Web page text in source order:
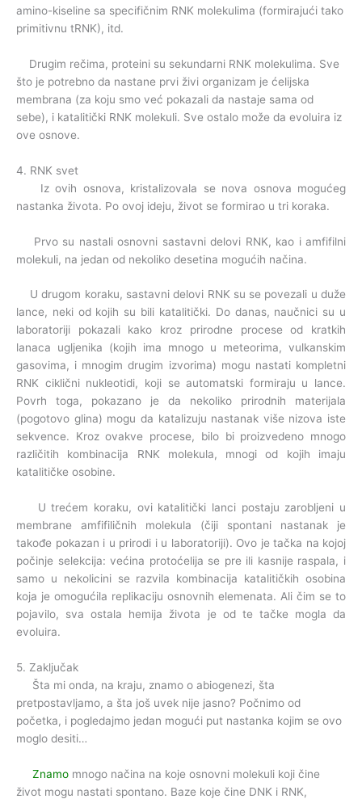
amino-kiseline sa specifičnim RNK molekulima (formirajući tako
primitivnu tRNK), itd.
Drugim rečima, proteini su sekundarni RNK molekulima. Sve
što je potrebno da nastane prvi živi organizam je ćelijska
membrana (za koju smo već pokazali da nastaje sama od
sebe), i katalitički RNK molekuli. Sve ostalo može da evoluira iz
ove osnove.
4. RNK svet
Iz ovih osnova, kristalizovala se nova osnova mogućeg
nastanka života. Po ovoj ideju, život se formirao u tri koraka.
Prvo su nastali osnovni sastavni delovi RNK, kao i amfifilni
molekuli, na jedan od nekoliko desetina mogućih načina.
U drugom koraku, sastavni delovi RNK su se povezali u duže
lance, neki od kojih su bili katalitički. Do danas, naučnici su u
laboratoriji pokazali kako kroz prirodne procese od kratkih
lanaca ugljenika (kojih ima mnogo u meteorima, vulkanskim
gasovima, i mnogim drugim izvorima) mogu nastati kompletni
RNK ciklični nukleotidi, koji se automatski formiraju u lance.
Povrh toga, pokazano je da nekoliko prirodnih materijala
(pogotovo glina) mogu da katalizuju nastanak više nizova iste
sekvence. Kroz ovakve procese, bilo bi proizvedeno mnogo
različitih kombinacija RNK molekula, mnogi od kojih imaju
katalitičke osobine.
U trećem koraku, ovi katalitički lanci postaju zarobljeni u
membrane amfifiličnih molekula (čiji spontani nastanak je
takođe pokazan i u prirodi i u laboratoriji). Ovo je tačka na kojoj
počinje selekcija: većina protoćelija se pre ili kasnije raspala, i
samo u nekolicini se razvila kombinacija katalitičkih osobina
koja je omogućila replikaciju osnovnih elemenata. Ali čim se to
pojavilo, sva ostala hemija života je od te tačke mogla da
evoluira.
5. Zaključak
Šta mi onda, na kraju, znamo o abiogenezi, šta
pretpostavljamo, a šta još uvek nije jasno? Počnimo od
početka, i pogledajmo jedan mogući put nastanka kojim se ovo
moglo desiti…
Znamo mnogo načina na koje osnovni molekuli koji čine
život mogu nastati spontano. Baze koje čine DNK i RNK,